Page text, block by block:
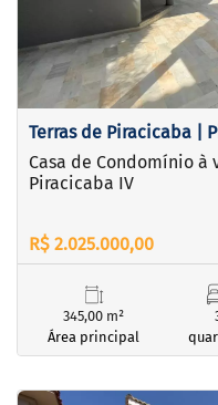
Terras de Piracicaba |
Casa de Condomínio à
Piracicaba IV
R$ 2.025.000,00
345,00 m²
Área principal